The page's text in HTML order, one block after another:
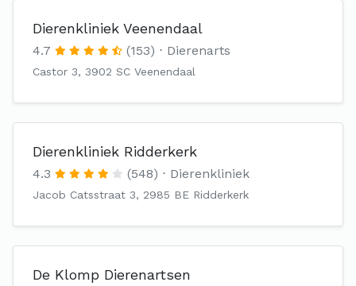
Dierenkliniek Veenendaal
4.7 (153) Dierenarts
Castor 3, 3902 SC Veenendaal
Dierenkliniek Ridderkerk
4.3 (548) Dierenkliniek
Jacob Catsstraat 3, 2985 BE Ridderkerk
De Klomp Dierenartsen